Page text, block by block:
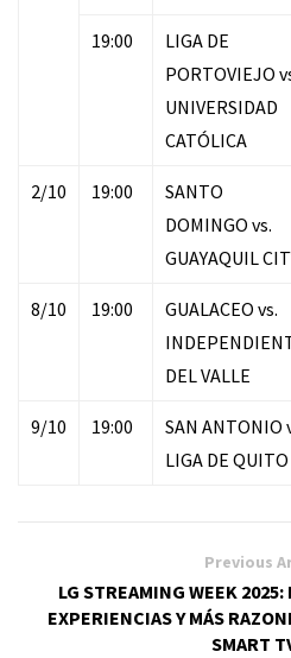
19:00
LIGA DE
PORTOVIEJO
UNIVERSIDAD
CATÓLICA
2/10 19:00
SANTO
DOMINGO vs.
GUAYAQUIL
8/10 19:00
GUALACEO vs.
DEL VALLE
9/10 19:00
SAN ANTONIO
LIGA DE QUITO
Previous
LG STREAMING WEEK
EXPERIENCIAS Y MÁS
SMART